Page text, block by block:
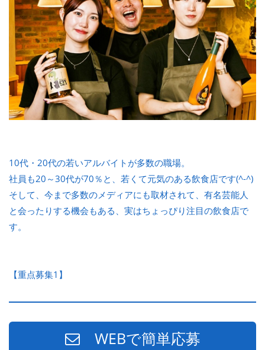
10代・20代の若いアルバイトが多数の職場。
社員も20～30代が70％と、若くて元気のある飲食店です(^-^)
そして、今まで多数のメディアにも取材されて、有名芸能人
と会ったりする機会もある、実はちょっぴり注目の飲食店で
す。
【重点募集1】
WEBで簡単応募